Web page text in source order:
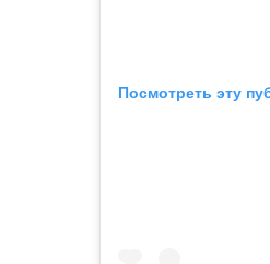
Посмотреть эту